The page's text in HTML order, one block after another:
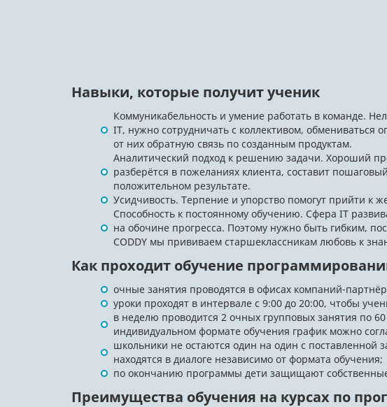
Навыки, которые получит ученик
Коммуникабельность и умение работать в команде.
IT, нужно сотрудничать с коллективом, обмениваться
от них обратную связь по созданным продуктам.
Аналитический подход к решению задачи. Хороший
разберётся в пожеланиях клиента, составит
положительном результате.
Усидчивость. Терпение и упорство помогут прийти к
Способность к постоянному обучению. Сфера IT
на обочине прогресса. Поэтому нужно быть гибким,
CODDY мы прививаем старшеклассникам любовь к
Как проходит обучение
очные занятия проводятся в офисах компаний-
уроки проходят в интервале с 9:00 до 20:00, чтобы
в неделю проводится 2 очных групповых занятия по
индивидуальном формате обучения график можно
школьники не остаются один на один с поставленной
находятся в диалоге независимо от формата обучения;
по окончанию программы дети защищают
Преимущества обучения на курсах по